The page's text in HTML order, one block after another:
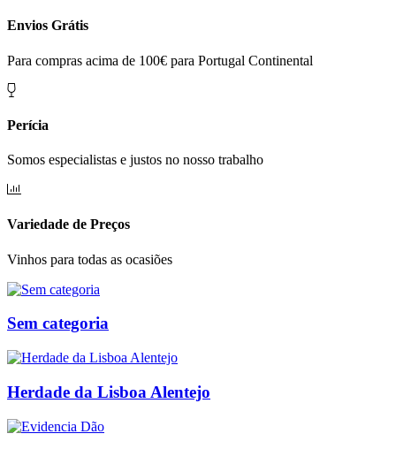
Envios Grátis
Para compras acima de 100€ para Portugal Continental
Perícia
Somos especialistas e justos no nosso trabalho
Variedade de Preços
Vinhos para todas as ocasiões
Sem categoria
Herdade da Lisboa Alentejo